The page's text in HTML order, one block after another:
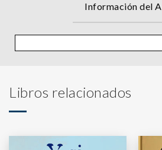
Información del
Libros relacionados